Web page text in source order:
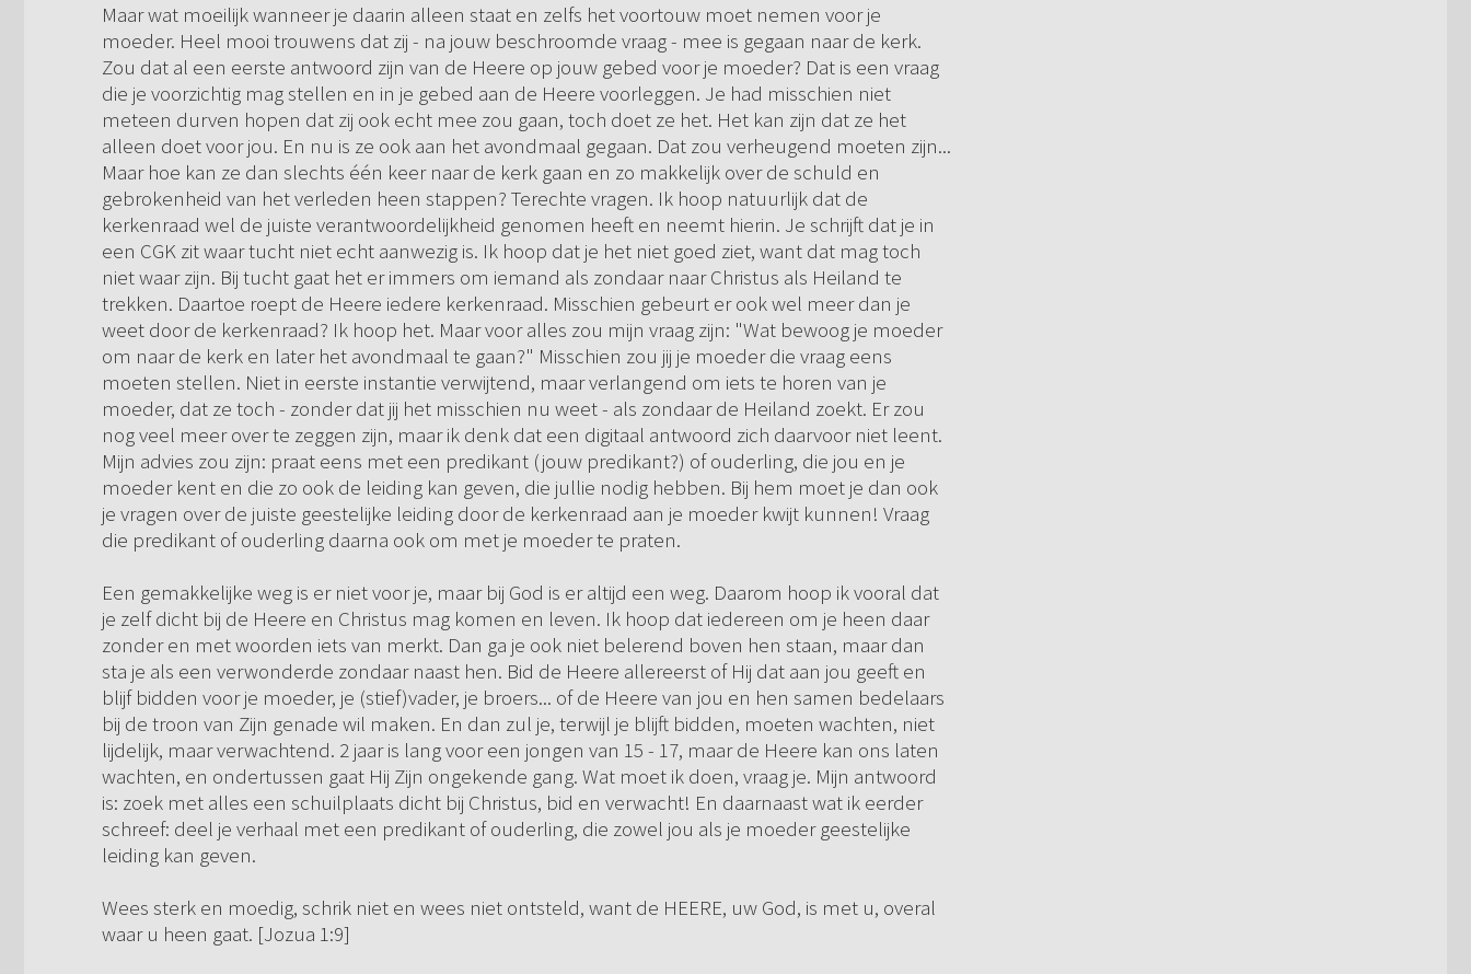
Maar wat moeilijk wanneer je daarin alleen staat en zelfs het voortouw moet nemen voor je
moeder. Heel mooi trouwens dat zij - na jouw beschroomde vraag - mee is gegaan naar de kerk.
Zou dat al een eerste antwoord zijn van de Heere op jouw gebed voor je moeder? Dat is een vraag
die je voorzichtig mag stellen en in je gebed aan de Heere voorleggen. Je had misschien niet
meteen durven hopen dat zij ook echt mee zou gaan, toch doet ze het. Het kan zijn dat ze het
alleen doet voor jou. En nu is ze ook aan het avondmaal gegaan. Dat zou verheugend moeten zijn...
Maar hoe kan ze dan slechts één keer naar de kerk gaan en zo makkelijk over de schuld en
gebrokenheid van het verleden heen stappen? Terechte vragen. Ik hoop natuurlijk dat de
kerkenraad wel de juiste verantwoordelijkheid genomen heeft en neemt hierin. Je schrijft dat je in
een CGK zit waar tucht niet echt aanwezig is. Ik hoop dat je het niet goed ziet, want dat mag toch
niet waar zijn. Bij tucht gaat het er immers om iemand als zondaar naar Christus als Heiland te
trekken. Daartoe roept de Heere iedere kerkenraad. Misschien gebeurt er ook wel meer dan je
weet door de kerkenraad? Ik hoop het. Maar voor alles zou mijn vraag zijn: "Wat bewoog je moeder
om naar de kerk en later het avondmaal te gaan?" Misschien zou jij je moeder die vraag eens
moeten stellen. Niet in eerste instantie verwijtend, maar verlangend om iets te horen van je
moeder, dat ze toch - zonder dat jij het misschien nu weet - als zondaar de Heiland zoekt. Er zou
nog veel meer over te zeggen zijn, maar ik denk dat een digitaal antwoord zich daarvoor niet leent.
Mijn advies zou zijn: praat eens met een predikant (jouw predikant?) of ouderling, die jou en je
moeder kent en die zo ook de leiding kan geven, die jullie nodig hebben. Bij hem moet je dan ook
je vragen over de juiste geestelijke leiding door de kerkenraad aan je moeder kwijt kunnen! Vraag
die predikant of ouderling daarna ook om met je moeder te praten.
Een gemakkelijke weg is er niet voor je, maar bij God is er altijd een weg. Daarom hoop ik vooral dat
je zelf dicht bij de Heere en Christus mag komen en leven. Ik hoop dat iedereen om je heen daar
zonder en met woorden iets van merkt. Dan ga je ook niet belerend boven hen staan, maar dan
sta je als een verwonderde zondaar naast hen. Bid de Heere allereerst of Hij dat aan jou geeft en
blijf bidden voor je moeder, je (stief)vader, je broers... of de Heere van jou en hen samen bedelaars
bij de troon van Zijn genade wil maken. En dan zul je, terwijl je blijft bidden, moeten wachten, niet
lijdelijk, maar verwachtend. 2 jaar is lang voor een jongen van 15 - 17, maar de Heere kan ons laten
wachten, en ondertussen gaat Hij Zijn ongekende gang. Wat moet ik doen, vraag je. Mijn antwoord
is: zoek met alles een schuilplaats dicht bij Christus, bid en verwacht! En daarnaast wat ik eerder
schreef: deel je verhaal met een predikant of ouderling, die zowel jou als je moeder geestelijke
leiding kan geven.
Wees sterk en moedig, schrik niet en wees niet ontsteld, want de HEERE, uw God, is met u, overal
waar u heen gaat. [Jozua 1:9]